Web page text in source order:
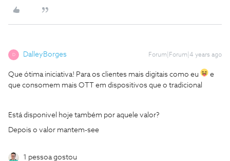
D DalleyBorges Forum|Forum|4 years ago
Que ótima iniciativa! Para os clientes mais digitais como eu
e
que consomem mais OTT em dispositivos que o tradicional
Está disponivel hoje também por aquele valor?
Depois o valor mantem-see
1 pessoa gostou